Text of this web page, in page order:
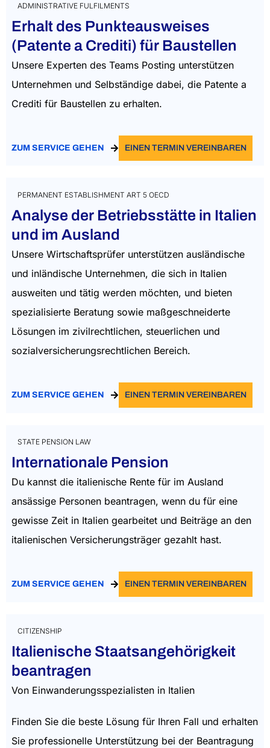
ADMINISTRATIVE FULFILMENTS
Erhalt des Punkteausweises
(Patente a Crediti) für Baustellen
Unsere Experten des Teams Posting unterstützen
Unternehmen und Selbständige dabei, die Patente a
Crediti für Baustellen zu erhalten.
ZUM SERVICE GEHEN EINEN TERMIN VEREINBAREN
PERMANENT ESTABLISHMENT ART 5 OECD
Analyse der Betriebsstätte in Italien
und im Ausland
Unsere Wirtschaftsprüfer unterstützen ausländische
und inländische Unternehmen, die sich in Italien
ausweiten und tätig werden möchten, und bieten
spezialisierte Beratung sowie maßgeschneiderte
Lösungen im zivilrechtlichen, steuerlichen und
sozialversicherungsrechtlichen Bereich.
ZUM SERVICE GEHEN EINEN TERMIN VEREINBAREN
STATE PENSION LAW
Internationale Pension
Du kannst die italienische Rente für im Ausland
ansässige Personen beantragen, wenn du für eine
gewisse Zeit in Italien gearbeitet und Beiträge an den
italienischen Versicherungsträger gezahlt hast.
ZUM SERVICE GEHEN EINEN TERMIN VEREINBAREN
CITIZENSHIP
Italienische Staatsangehörigkeit
beantragen
Von Einwanderungsspezialisten in Italien
Finden Sie die beste Lösung für Ihren Fall und erhalten
Sie professionelle Unterstützung bei der Beantragung